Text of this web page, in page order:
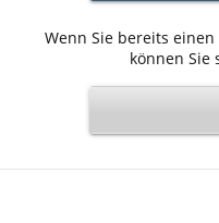
Wenn Sie bereits
können Sie